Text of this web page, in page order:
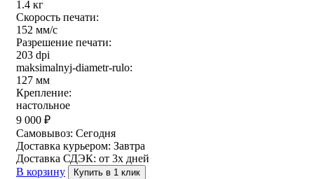
1.4 кг
Скорость печати:
152 мм/с
Разрешение печати:
203 dpi
maksimalnyj-diametr-rulo:
127 мм
Крепление:
настольное
9 000 ₽
Самовывоз: Сегодня
Доставка курьером: Завтра
Доставка СДЭК: от 3х дней
В корзину
Купить в 1 клик